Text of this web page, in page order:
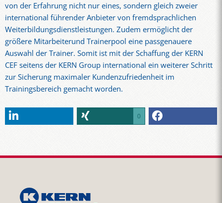
von der Erfahrung nicht nur eines, sondern gleich zweier
international führender Anbieter von fremdsprachlichen
Weiterbildungsdienstleistungen. Zudem ermöglicht der
größere Mitarbeiterund Trainerpool eine passgenauere
Auswahl der Trainer. Somit ist mit der Schaffung der KERN
CEF seitens der KERN Group international ein weiterer Schritt
zur Sicherung maximaler Kundenzufriedenheit im
Trainingsbereich gemacht worden.
0